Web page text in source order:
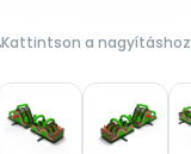
Kattintson a nagyításhoz